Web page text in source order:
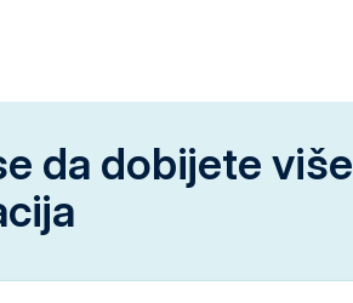
da dobijete više